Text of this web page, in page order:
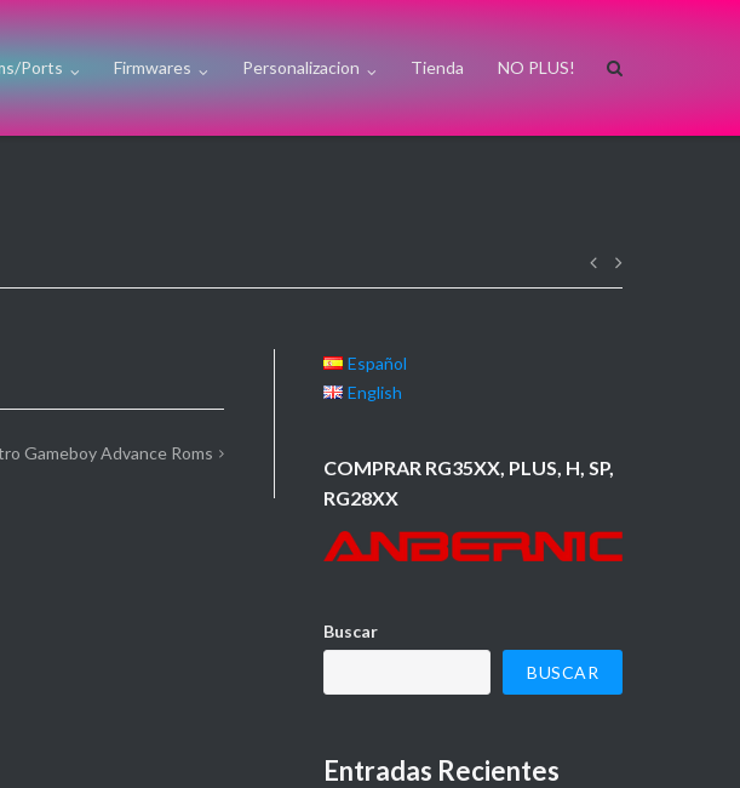
Ports Firmwares Personalizacion Tienda NO PLUS!
Navegación
Gameboy Advance Roms
Español
English
COMPRAR RG35XX, PLUS, H, SP,
RG28XX
Buscar
BUSCAR
Entradas Recientes